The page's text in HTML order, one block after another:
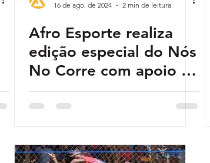
16 de ago. de 2024
2 min de leitura
Afro Esporte realiza
edição especial do Nós
No Corre com apoio da
On